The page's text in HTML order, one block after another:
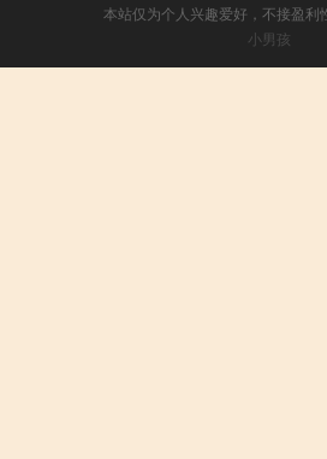
本站仅为个人兴趣爱好，不接盈利
小男孩